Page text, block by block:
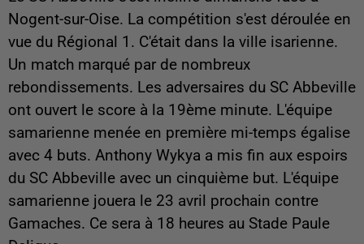
Nogent-sur-Oise. La compétition s'est déroulée en
vue du Régional 1. C'était dans la ville isarienne.
Un match marqué par de nombreux
rebondissements. Les adversaires du SC Abbeville
ont ouvert le score à la 19ème minute. L'équipe
samarienne menée en première mi-temps égalise
avec 4 buts. Anthony Wykya a mis fin aux espoirs
du SC Abbeville avec un cinquième but. L'équipe
samarienne jouera le 23 avril prochain contre
Gamaches. Ce sera à 18 heures au Stade Paule